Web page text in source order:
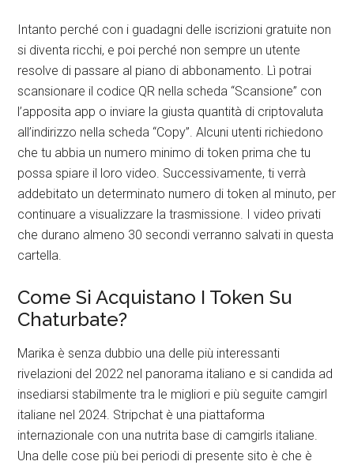
Intanto perché con i guadagni delle iscrizioni gratuite non
si diventa ricchi, e poi perché non sempre un utente
resolve di passare al piano di abbonamento. Lì potrai
scansionare il codice QR nella scheda “Scansione” con
l’apposita app o inviare la giusta quantità di criptovaluta
all’indirizzo nella scheda “Copy”. Alcuni utenti richiedono
che tu abbia un numero minimo di token prima che tu
possa spiare il loro video. Successivamente, ti verrà
addebitato un determinato numero di token al minuto, per
continuare a visualizzare la trasmissione. I video privati
che durano almeno 30 secondi verranno salvati in questa
cartella.
Come Si Acquistano I Token Su
Chaturbate?
Marika è senza dubbio una delle più interessanti
rivelazioni del 2022 nel panorama italiano e si candida ad
insediarsi stabilmente tra le migliori e più seguite camgirl
italiane nel 2024. Stripchat è una piattaforma
internazionale con una nutrita base di camgirls italiane.
Una delle cose più bei periodi di presente sito è che è